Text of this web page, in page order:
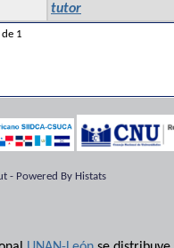
tutor
1
- Powered By Histats